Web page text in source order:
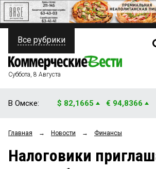
ПОЛИТИКА
ФИНАНСЫ
ОБЩЕСТВО
ЗАКОН
Все рубрики
Суббота, 8 Августа
В Омске: $ 82,1665 € 94,8366
Главная → Новости → Финансы
Налоговики